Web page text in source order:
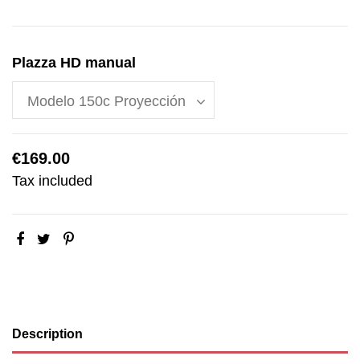
Plazza HD manual
€169.00
Tax included
Description